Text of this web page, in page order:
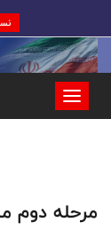
مرحله دوم